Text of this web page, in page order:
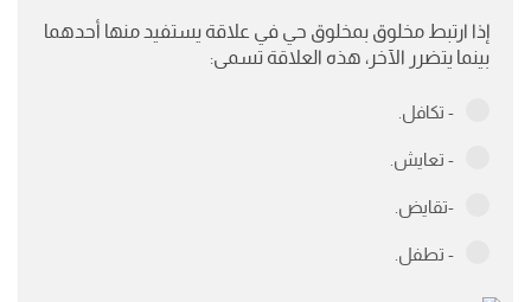
إذا ارتبط مخلوق بمخلوق حي في علاقة يستفيد منها أحدهما
بينما يتضرر الآخر، هذه العلاقة تسمى:
- تكافل.
- تعايش.
-تقايض.
- تطفل.